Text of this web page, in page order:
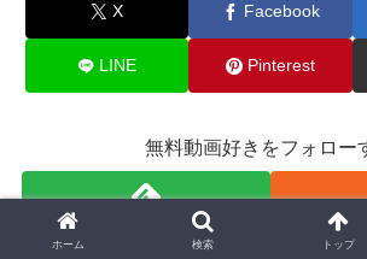
X Facebook
LINE Pinterest
無料動画好きをフォロー
ホーム 検索 トップ